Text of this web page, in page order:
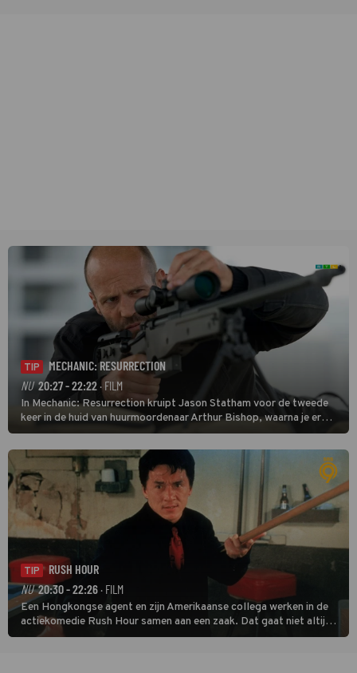
TIP
MECHANIC: RESURRECTION
NU 20:27 - 22:22· FILM
In Mechanic: Resurrection kruipt Jason Statham voor de tweede
keer in de huid van huurmoordenaar Arthur Bishop, waarna je er
donder op kunt zeggen dat er van Bishops geplande pensioen niet
veel terechtkomt.
TIP
RUSH HOUR
NU 20:30 - 22:26· FILM
Een Hongkongse agent en zijn Amerikaanse collega werken in de
actiekomedie Rush Hour samen aan een zaak. Dat gaat niet altijd
van een leien dakje.